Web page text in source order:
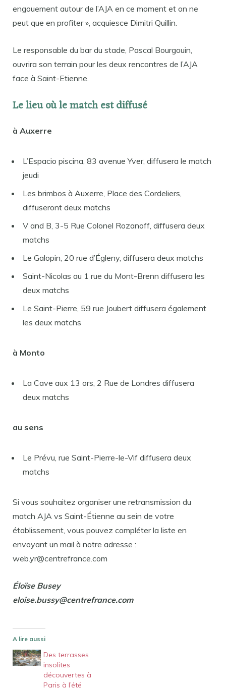
engouement autour de l’AJA en ce moment et on ne
peut que en profiter », acquiesce Dimitri Quillin.
Le responsable du bar du stade, Pascal Bourgouin,
ouvrira son terrain pour les deux rencontres de l’AJA
face à Saint-Etienne.
Le lieu où le match est diffusé
à Auxerre
L’Espacio piscina, 83 avenue Yver, diffusera le match
jeudi
Les brimbos à Auxerre, Place des Cordeliers,
diffuseront deux matchs
V and B, 3-5 Rue Colonel Rozanoff, diffusera deux
matchs
Le Galopin, 20 rue d’Égleny, diffusera deux matchs
Saint-Nicolas au 1 rue du Mont-Brenn diffusera les
deux matchs
Le Saint-Pierre, 59 rue Joubert diffusera également
les deux matchs
à Monto
La Cave aux 13 ors, 2 Rue de Londres diffusera
deux matchs
au sens
Le Prévu, rue Saint-Pierre-le-Vif diffusera deux
matchs
Si vous souhaitez organiser une retransmission du
match AJA vs Saint-Étienne au sein de votre
établissement, vous pouvez compléter la liste en
envoyant un mail à notre adresse :
web.yr@centrefrance.com
Éloïse Busey
eloise.bussy@centrefrance.com
A lire aussi
Des terrasses
insolites
découvertes à
Paris à l’été